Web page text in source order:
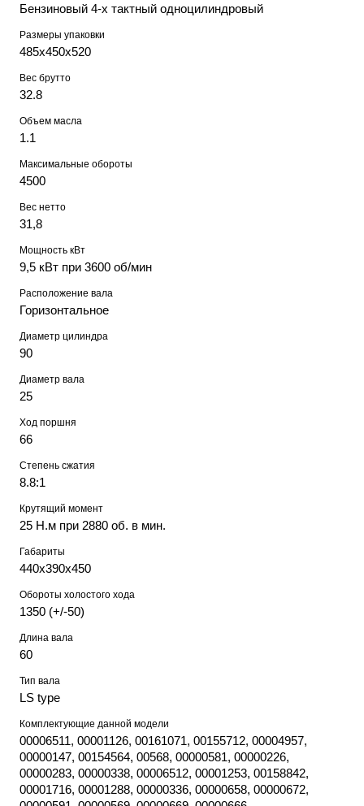
Бензиновый 4-х тактный одноцилиндровый
Размеры упаковки
485х450х520
Вес брутто
32.8
Объем масла
1.1
Максимальные обороты
4500
Вес нетто
31,8
Мощность кВт
9,5 кВт при 3600 об/мин
Расположение вала
Горизонтальное
Диаметр цилиндра
90
Диаметр вала
25
Ход поршня
66
Степень сжатия
8.8:1
Крутящий момент
25 Н.м при 2880 об. в мин.
Габариты
440х390х450
Обороты холостого хода
1350 (+/-50)
Длина вала
60
Тип вала
LS type
Комплектующие данной модели
00006511, 00001126, 00161071, 00155712, 00004957,
00000147, 00154564, 00568, 00000581, 00000226,
00000283, 00000338, 00006512, 00001253, 00158842,
00001716, 00001288, 00000336, 00000658, 00000672,